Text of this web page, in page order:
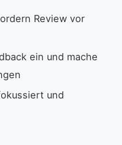
Review vor
ein und mache
und